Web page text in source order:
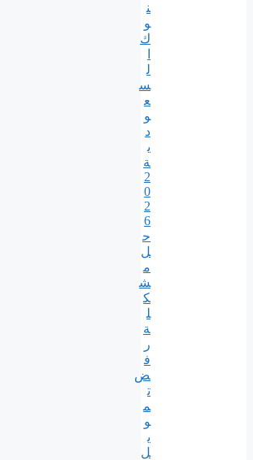
ن
و
ك
ل
س
ع
و
د
ي
ة
2
0
2
6
ح
ل
م
ش
ك
ل
ة
ر
ف
ض
ت
م
و
ي
ل